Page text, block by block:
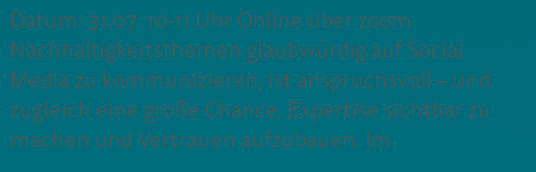
Datum: 31.07. 10-11 Uhr Online über zoom
Nachhaltigkeitsthemen glaubwürdig auf Social
Media zu kommunizieren, ist anspruchsvoll – und
zugleich eine große Chance, Expertise sichtbar zu
machen und Vertrauen aufzubauen. Im